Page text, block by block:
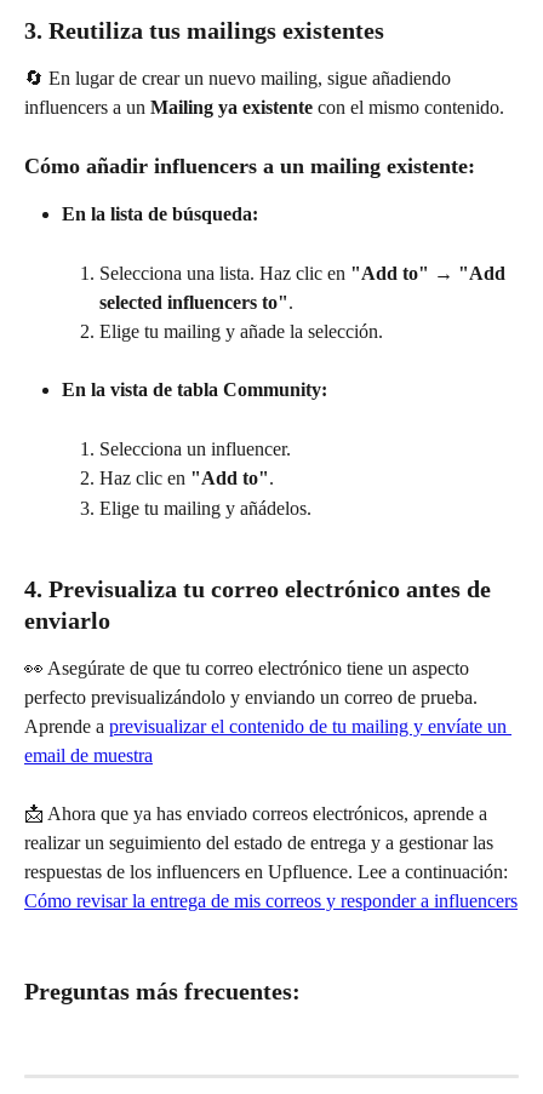
3. Reutiliza tus mailings existentes
🔄 En lugar de crear un nuevo mailing, sigue añadiendo
influencers a un Mailing ya existente con el mismo contenido.
Cómo añadir influencers a un mailing existente:
En la lista de búsqueda:
Selecciona una lista. Haz clic en "Add to" → "Add
selected influencers to".
Elige tu mailing y añade la selección.
En la vista de tabla Community:
Selecciona un influencer.
Haz clic en "Add to".
Elige tu mailing y añádelos.
4. Previsualiza tu correo electrónico antes de
enviarlo
👀 Asegúrate de que tu correo electrónico tiene un aspecto
perfecto previsualizándolo y enviando un correo de prueba.
Aprende a previsualizar el contenido de tu mailing y envíate un
email de muestra
📩 Ahora que ya has enviado correos electrónicos, aprende a
realizar un seguimiento del estado de entrega y a gestionar las
respuestas de los influencers en Upfluence. Lee a continuación:
Cómo revisar la entrega de mis correos y responder a influencers
Preguntas más frecuentes: